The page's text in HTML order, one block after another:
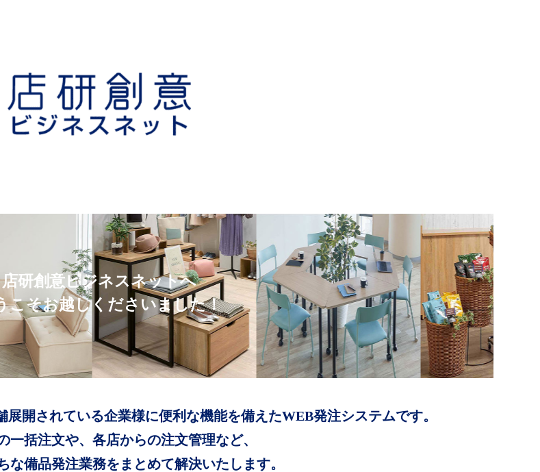
店研創意ビジネスネットへ
こそお越しくださいました！
展開されている企業様に便利な機能を備えたWEB発注システムです。
一括注文や、各店からの注文管理など、
な備品発注業務をまとめて解決いたします。